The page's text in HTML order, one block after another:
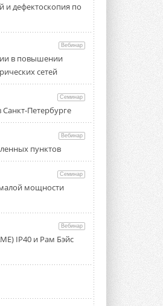
и дефектоскопия по
Вебинар
в повышении
сетей
Семинар
Петербурге
Вебинар
пунктов
Семинар
мощности
Вебинар
IP40 и Рам Бэйс